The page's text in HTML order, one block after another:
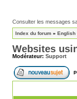
Consulter les messages
Index du forum » English
Websites
Modérateur: Support